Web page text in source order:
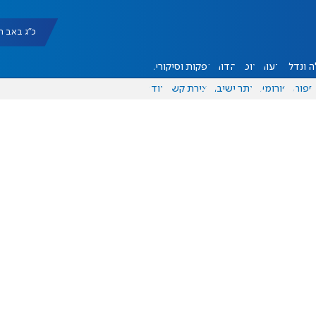
כ"ג באב תשפ"ו
ונדל"ן דעות אוכל יהדות הפקות וסיקורים
ספורט פורומים אתר ישיבה יצירת קשר עוד